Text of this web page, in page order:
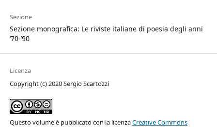
Sezione
Sezione monografica: Le riviste italiane di poesia degli anni
’70-’90
Licenza
Copyright (c) 2020 Sergio Scartozzi
Questo volume è pubblicato con la licenzaCreative Commons